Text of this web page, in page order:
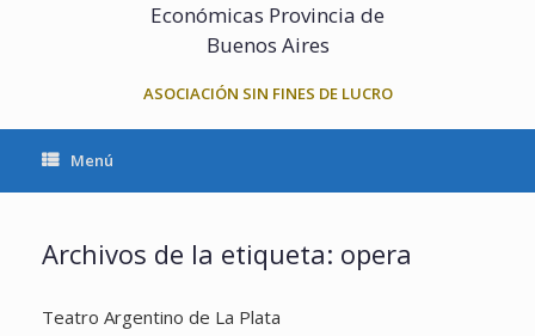
Económicas Provincia de
Buenos Aires
ASOCIACIÓN SIN FINES DE LUCRO
Menú
Archivos de la etiqueta: opera
Teatro Argentino de La Plata